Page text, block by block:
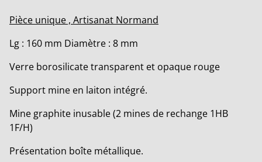
Pièce unique , Artisanat Normand
Lg : 160 mm Diamètre : 8 mm
Verre borosilicate transparent et opaque rouge
Support mine en laiton intégré.
Mine graphite inusable (2 mines de rechange 1HB
1F/H)
Présentation boîte métallique.